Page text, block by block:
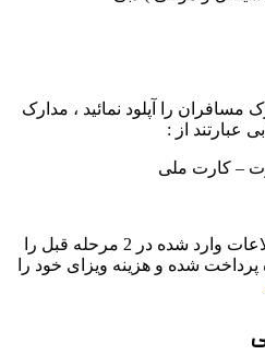
را آپلود نمائید ، مدارک
عبارتند از :
– کارت ملی
در مرحله سوم می بایستی اطلاعات وارد شده در 2 مرحله قبل را
شده و هزینه ویزای خود را